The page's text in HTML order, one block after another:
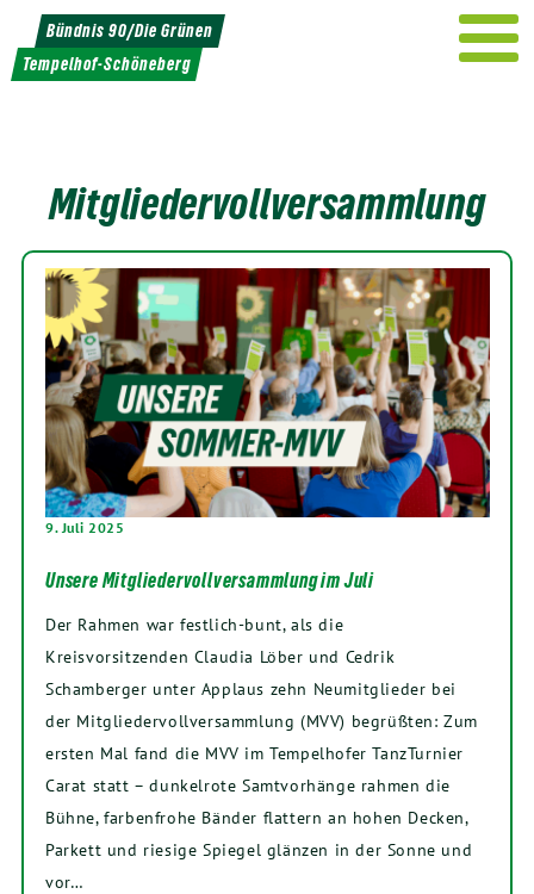
Weiter
zum
Inhalt
Bündnis 90/Die Grünen
Tempelhof-Schöneberg
Mitgliedervollversammlung
9. Juli 2025
Unsere Mitgliedervollversammlung im Juli
Der Rahmen war festlich-bunt, als die
Kreisvorsitzenden Claudia Löber und Cedrik
Schamberger unter Applaus zehn Neumitglieder bei
der Mitgliedervollversammlung (MVV) begrüßten: Zum
ersten Mal fand die MVV im Tempelhofer TanzTurnier
Carat statt – dunkelrote Samtvorhänge rahmen die
Bühne, farbenfrohe Bänder flattern an hohen Decken,
Parkett und riesige Spiegel glänzen in der Sonne und
vor…